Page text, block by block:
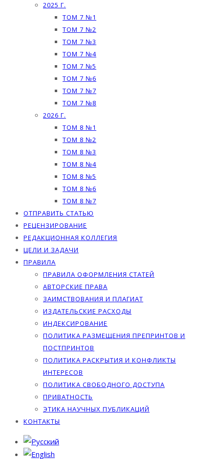
2025 Г.
ТОМ 7 №1
ТОМ 7 №2
ТОМ 7 №3
ТОМ 7 №4
ТОМ 7 №5
ТОМ 7 №6
ТОМ 7 №7
ТОМ 7 №8
2026 Г.
ТОМ 8 №1
ТОМ 8 №2
ТОМ 8 №3
ТОМ 8 №4
ТОМ 8 №5
ТОМ 8 №6
ТОМ 8 №7
ОТПРАВИТЬ СТАТЬЮ
РЕЦЕНЗИРОВАНИЕ
РЕДАКЦИОННАЯ КОЛЛЕГИЯ
ЦЕЛИ И ЗАДАЧИ
ПРАВИЛА
ПРАВИЛА ОФОРМЛЕНИЯ СТАТЕЙ
АВТОРСКИЕ ПРАВА
ЗАИМСТВОВАНИЯ И ПЛАГИАТ
ИЗДАТЕЛЬСКИЕ РАСХОДЫ
ИНДЕКСИРОВАНИЕ
ПОЛИТИКА РАЗМЕЩЕНИЯ ПРЕПРИНТОВ И
ПОСТПРИНТОВ
ПОЛИТИКА РАСКРЫТИЯ И КОНФЛИКТЫ
ИНТЕРЕСОВ
ПОЛИТИКА СВОБОДНОГО ДОСТУПА
ПРИВАТНОСТЬ
ЭТИКА НАУЧНЫХ ПУБЛИКАЦИЙ
КОНТАКТЫ